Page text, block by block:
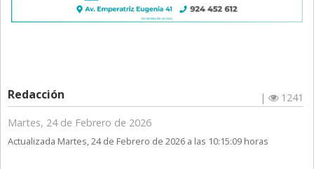
Redacción |
1241
Martes, 24 de Febrero de 2026
Actualizada Martes, 24 de Febrero de 2026 a las 10:15:09 horas